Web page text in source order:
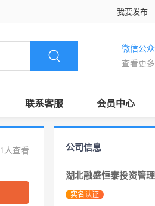
我要发布
微信公
查看更
联系客服 会员中心
人查看 公司信息
实名认证